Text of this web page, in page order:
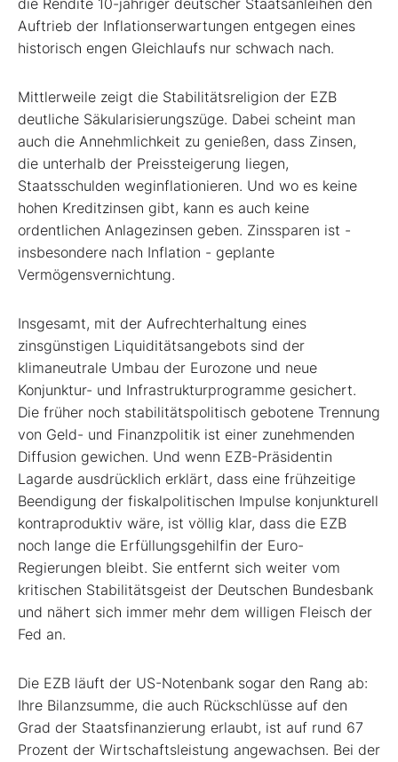
die Rendite 10-jähriger deutscher Staatsanleihen den
Auftrieb der Inflationserwartungen entgegen eines
historisch engen Gleichlaufs nur schwach nach.
Mittlerweile zeigt die Stabilitätsreligion der EZB
deutliche Säkularisierungszüge. Dabei scheint man
auch die Annehmlichkeit zu genießen, dass Zinsen,
die unterhalb der Preissteigerung liegen,
Staatsschulden weginflationieren. Und wo es keine
hohen Kreditzinsen gibt, kann es auch keine
ordentlichen Anlagezinsen geben. Zinssparen ist -
insbesondere nach Inflation - geplante
Vermögensvernichtung.
Insgesamt, mit der Aufrechterhaltung eines
zinsgünstigen Liquiditätsangebots sind der
klimaneutrale Umbau der Eurozone und neue
Konjunktur- und Infrastrukturprogramme gesichert.
Die früher noch stabilitätspolitisch gebotene Trennung
von Geld- und Finanzpolitik ist einer zunehmenden
Diffusion gewichen. Und wenn EZB-Präsidentin
Lagarde ausdrücklich erklärt, dass eine frühzeitige
Beendigung der fiskalpolitischen Impulse konjunkturell
kontraproduktiv wäre, ist völlig klar, dass die EZB
noch lange die Erfüllungsgehilfin der Euro-
Regierungen bleibt. Sie entfernt sich weiter vom
kritischen Stabilitätsgeist der Deutschen Bundesbank
und nähert sich immer mehr dem willigen Fleisch der
Fed an.
Die EZB läuft der US-Notenbank sogar den Rang ab:
Ihre Bilanzsumme, die auch Rückschlüsse auf den
Grad der Staatsfinanzierung erlaubt, ist auf rund 67
Prozent der Wirtschaftsleistung angewachsen. Bei der